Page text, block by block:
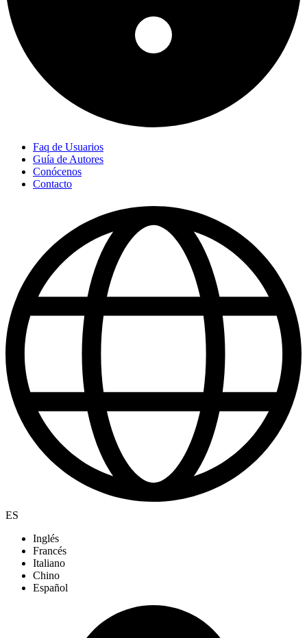
Faq de Usuarios
Guía de Autores
Conócenos
Contacto
ES
Inglés
Francés
Italiano
Chino
Español